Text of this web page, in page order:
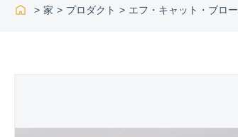
> 家 > プロダクト > エフ・キャット・ブロ